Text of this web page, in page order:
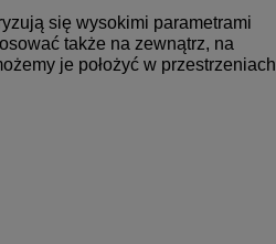
się wysokimi parametrami
także na zewnątrz, na
je położyć w przestrzeniach